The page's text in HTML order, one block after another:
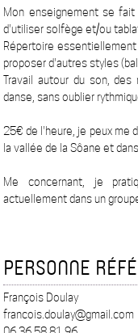
Mon enseignement se
d'utiliser solfège et/ou
Répertoire
proposer d'autres styles
Travail autour du son, des
danse, sans oublier
25€ de l'heure, je peux me
la vallée de la Sôane et
Me concernant, je
actuellement dans un
PERSONNE
François Doulay
francois.doulay@gmail.com